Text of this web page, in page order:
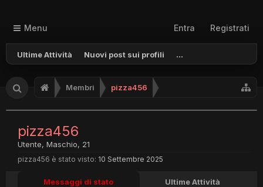
Menu
Ultime Attività Nuovi post sui profili ...
Entra Registrati
Membri pizza456
pizza456
Utente, Maschio, 21
pizza456 è stato visto: 10 Settembre 2025
Messaggi di stato Ultime Attività